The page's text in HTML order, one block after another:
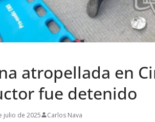
atropellada en
fue detenido
julio de 2025 Carlos Nava